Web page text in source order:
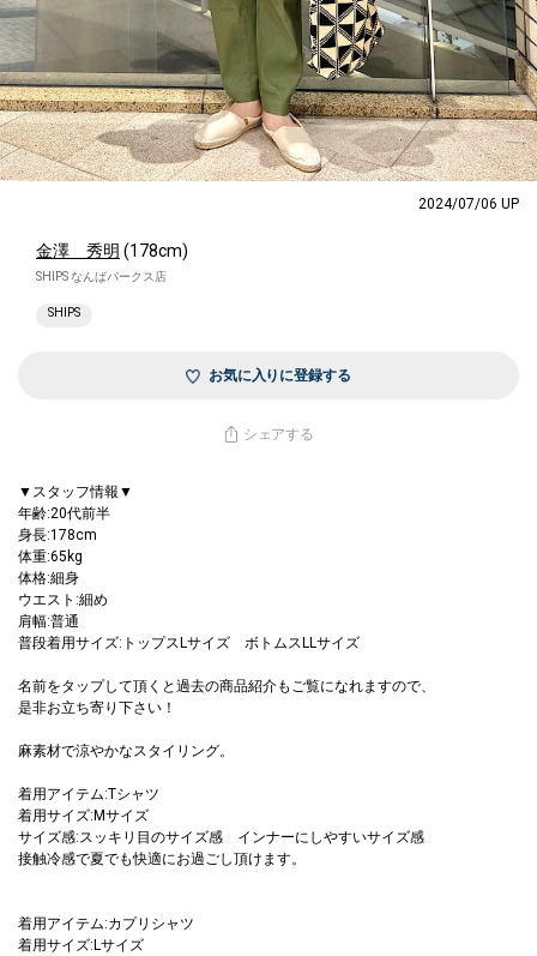
2024/07/06 UP
金澤 秀明 (178cm)
SHIPS なんばパークス店
SHIPS
お気に入りに登録する
シェアする
▼スタッフ情報▼
年齢:20代前半
身長:178cm
体重:65kg
体格:細身
ウエスト:細め
肩幅:普通
普段着用サイズ:トップスLサイズ ボトムスLLサイズ
名前をタップして頂くと過去の商品紹介もご覧になれますので、
是非お立ち寄り下さい！
麻素材で涼やかなスタイリング。
着用アイテム:Tシャツ
着用サイズ:Mサイズ
サイズ感:スッキリ目のサイズ感 インナーにしやすいサイズ感
接触冷感で夏でも快適にお過ごし頂けます。
着用アイテム:カプリシャツ
着用サイズ:Lサイズ